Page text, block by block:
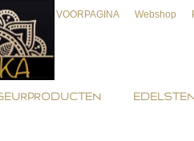
VOORPAGINA Webshop